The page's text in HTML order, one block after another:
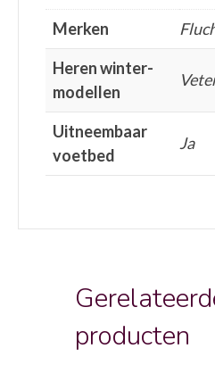
Merken
Heren winter-
modellen
Uitneembaar
voetbed
Ja
producten